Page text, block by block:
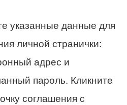
указанные данные для
личной странички:
адрес и
пароль. Кликните
соглашения с